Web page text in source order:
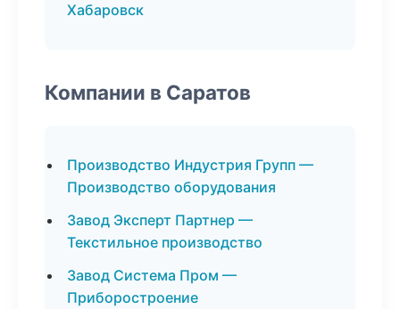
Хабаровск
Компании в Саратов
Производство Индустрия Групп —
Производство оборудования
Завод Эксперт Партнер —
Текстильное производство
Завод Система Пром —
Приборостроение